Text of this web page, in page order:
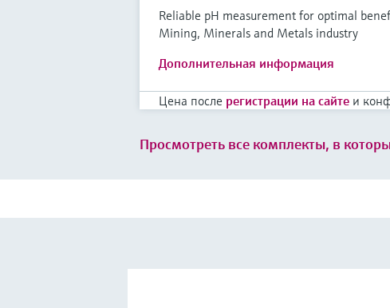
Reliable pH measurement for optimal
Mining, Minerals and Metals industry
Дополнительная информация
Цена после регистрации на сайтеи
Просмотреть все комплекты, в